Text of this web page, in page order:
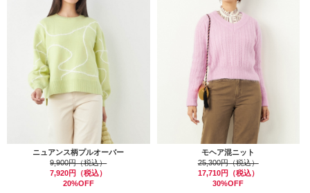
ニュアンス柄プルオーバー
9,900円（税込）
7,920円（税込）
20%OFF
モヘア混ニット
25,300円（税込）
17,710円（税込）
30%OFF